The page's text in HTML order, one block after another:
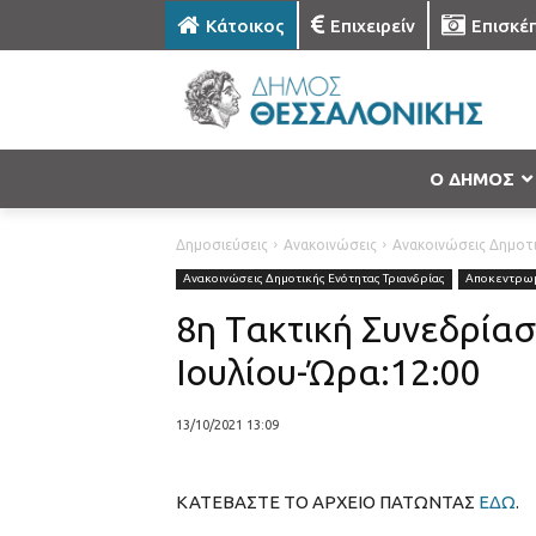
Κάτοικος Επιχειρείν
Ο ΔΗΜΟΣ
Δημοσιεύσεις Ανακοινώσεις Ανακοινώσεις
Ανακοινώσεις Δημοτικής Ενότητας Τριανδρίας
8η Τακτική
Ιουλίου-Ώρα:12:00
13/10/2021 13:09
ΚΑΤΕΒΑΣΤΕ ΤΟ ΑΡΧΕΙΟ ΠΑΤΩΝΤΑΣ ΕΔΩ.